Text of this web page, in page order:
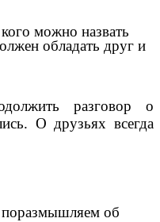
можно назвать
обладать друг и
разговор о
О друзьях всегда
поразмышляем об